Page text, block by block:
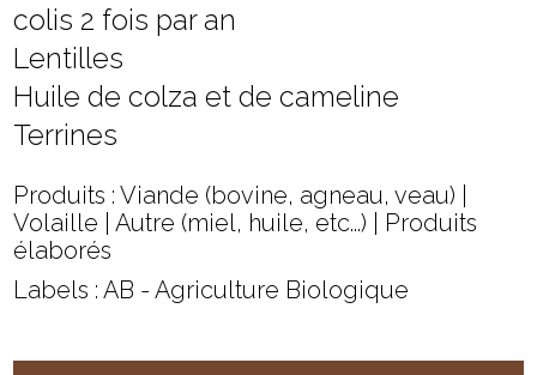
colis 2 fois par an
Lentilles
Huile de colza et de cameline
Terrines
Produits : Viande (bovine, agneau, veau) |
Volaille | Autre (miel, huile, etc...) | Produits
élaborés
Labels : AB - Agriculture Biologique